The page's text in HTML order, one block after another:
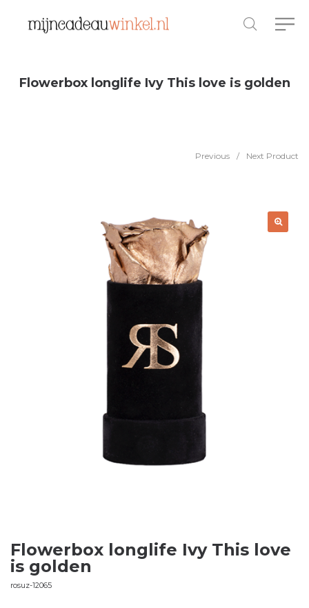
Flowerbox longlife Ivy This love is golden
Previous / Next Product
Flowerbox longlife Ivy This love
is golden
rosuz-12065